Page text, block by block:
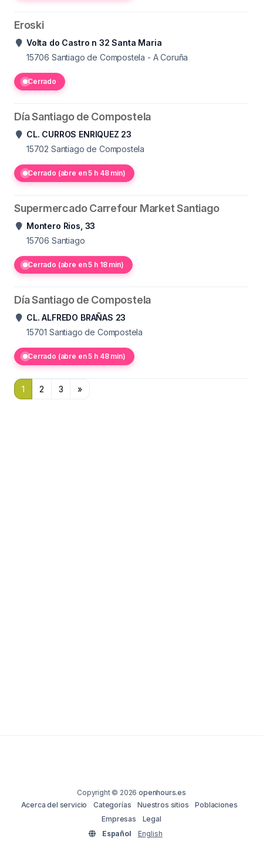
Eroski
Volta do Castro n 32 Santa Maria
15706 Santiago de Compostela - A Coruña
Cerrado
Día Santiago de Compostela
CL. CURROS ENRIQUEZ 23
15702 Santiago de Compostela
Cerrado (abre en 5 h 48 min)
Supermercado Carrefour Market Santiago
Montero Rios, 33
15706 Santiago
Cerrado (abre en 5 h 18 min)
Día Santiago de Compostela
CL. ALFREDO BRAÑAS 23
15701 Santiago de Compostela
Cerrado (abre en 5 h 48 min)
1 2 3 »
Copyright © 2026openhours.es
Acerca del servicio
Categorías Nuestros sitios
Poblaciones
Empresas
Legal
Español
English